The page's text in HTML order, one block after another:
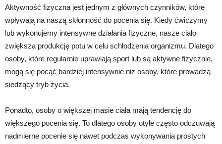
Aktywność fizyczna jest jednym z głównych czynników, które
wpływają na naszą skłonność do pocenia się. Kiedy ćwiczymy
lub wykonujemy intensywne działania fizyczne, nasze ciało
zwiększa produkcję potu w celu schłodzenia organizmu. Dlatego
osoby, które regularnie uprawiają sport lub są aktywne fizycznie,
mogą się pocąć bardziej intensywnie niż osoby, które prowadzą
siedzący tryb życia.
Ponadto, osoby o większej masie ciała mają tendencję do
większego pocenia się. To dlatego osoby otyłe często odczuwają
nadmierne pocenie się nawet podczas wykonywania prostych